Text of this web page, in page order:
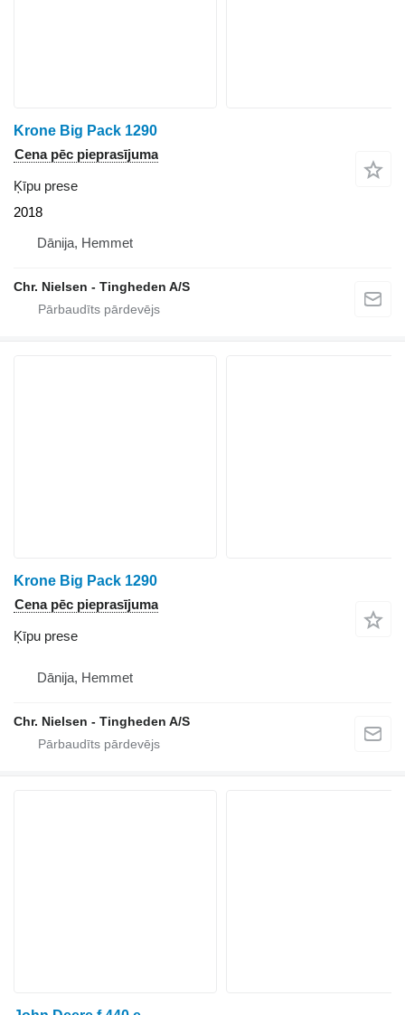
Krone Big Pack 1290
Cena pēc pieprasījuma
Ķīpu prese
2018
Dānija, Hemmet
Chr. Nielsen - Tingheden A/S
Krone Big Pack 1290
Cena pēc pieprasījuma
Ķīpu prese
Dānija, Hemmet
Chr. Nielsen - Tingheden A/S